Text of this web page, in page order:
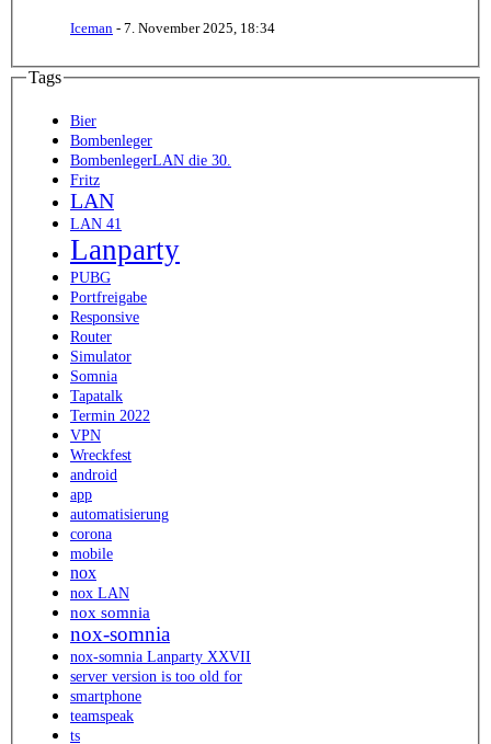
Iceman - 7. November 2025, 18:34
Tags
Bier
Bombenleger
BombenlegerLAN die 30.
Fritz
LAN
LAN 41
Lanparty
PUBG
Portfreigabe
Responsive
Router
Simulator
Somnia
Tapatalk
Termin 2022
VPN
Wreckfest
android
app
automatisierung
corona
mobile
nox
nox LAN
nox somnia
nox-somnia
nox-somnia Lanparty XXVII
server version is too old for
smartphone
teamspeak
ts